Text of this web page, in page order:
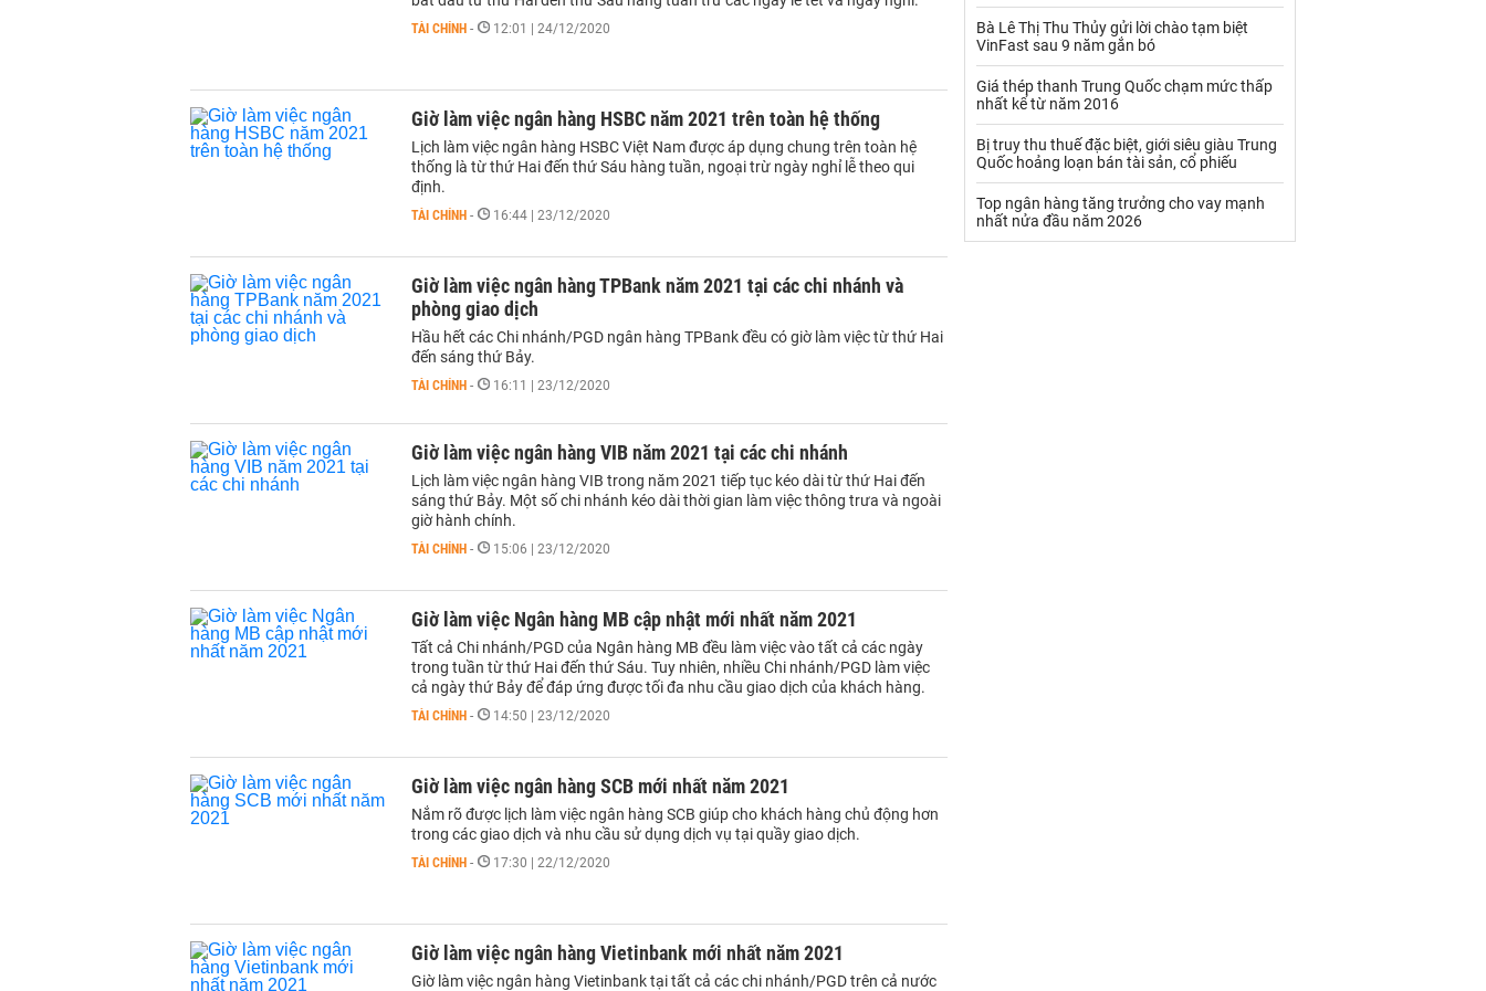
TÀI CHÍNH - 12:01 | 24/12/2020
Giờ làm việc ngân hàng HSBC năm 2021 trên toàn hệ thống
Lịch làm việc ngân hàng HSBC Việt Nam được áp dụng chung trên toàn hệ
thống là từ thứ Hai đến thứ Sáu hàng tuần, ngoại trừ ngày nghỉ lễ theo qui
định.
TÀI CHÍNH - 16:44 | 23/12/2020
Giờ làm việc ngân hàng TPBank năm 2021 tại các chi nhánh và
phòng giao dịch
Hầu hết các Chi nhánh/PGD ngân hàng TPBank đều có giờ làm việc từ thứ Hai
đến sáng thứ Bảy.
TÀI CHÍNH - 16:11 | 23/12/2020
Giờ làm việc ngân hàng VIB năm 2021 tại các chi nhánh
Lịch làm việc ngân hàng VIB trong năm 2021 tiếp tục kéo dài từ thứ Hai đến
sáng thứ Bảy. Một số chi nhánh kéo dài thời gian làm việc thông trưa và ngoài
giờ hành chính.
TÀI CHÍNH - 15:06 | 23/12/2020
Giờ làm việc Ngân hàng MB cập nhật mới nhất năm 2021
Tất cả Chi nhánh/PGD của Ngân hàng MB đều làm việc vào tất cả các ngày
trong tuần từ thứ Hai đến thứ Sáu. Tuy nhiên, nhiều Chi nhánh/PGD làm việc
cả ngày thứ Bảy để đáp ứng được tối đa nhu cầu giao dịch của khách hàng.
TÀI CHÍNH - 14:50 | 23/12/2020
Giờ làm việc ngân hàng SCB mới nhất năm 2021
Nắm rõ được lịch làm việc ngân hàng SCB giúp cho khách hàng chủ động hơn
trong các giao dịch và nhu cầu sử dụng dịch vụ tại quầy giao dịch.
TÀI CHÍNH - 17:30 | 22/12/2020
Giờ làm việc ngân hàng Vietinbank mới nhất năm 2021
Giờ làm việc ngân hàng Vietinbank tại tất cả các chi nhánh/PGD trên cả nước
Than Thức ăn chăn nuôi
Thủy hải sản khác
Vàng
VLXD khác Xăng dầu
Xi măng - Clynker
Bà Lê Thị Thu Thủy gửi lời chào tạm biệt
VinFast sau 9 năm gắn bó
Giá thép thanh Trung Quốc chạm mức thấp
nhất kể từ năm 2016
Bị truy thu thuế đặc biệt, giới siêu giàu Trung
Quốc hoảng loạn bán tài sản, cổ phiếu
Top ngân hàng tăng trưởng cho vay mạnh
nhất nửa đầu năm 2026